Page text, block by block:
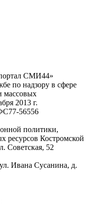
СМИ44»
по надзору в сфере
массовых
2013 г.
56556
политики,
ресурсов Костромской
Советская, 52
Ивана Сусанина, д.